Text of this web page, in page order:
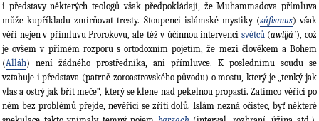
i představy některých teologů však předpokládají, že Muhammadova přímluva
může kupříkladu zmírňovat tresty. Stoupenci islámské mystiky (súfismus) však
věří nejen v přímluvu Prorokovu, ale též v účinnou intervenci světců(awlijáʼ), což
je ovšem v přímém rozporu s ortodoxním pojetím, že mezi člověkem a Bohem
(Alláh) není žádného prostředníka, ani přímluvce. K poslednímu soudu se
vztahuje i představa (patrně zoroastrovského původu) o mostu, který je „tenký jak
vlas a ostrý jak břit meče“, který se klene nad pekelnou propastí. Zatímco věřící po
něm bez problémů přejde, nevěřící se zřítí dolů. Islám nezná očistec, byť některé